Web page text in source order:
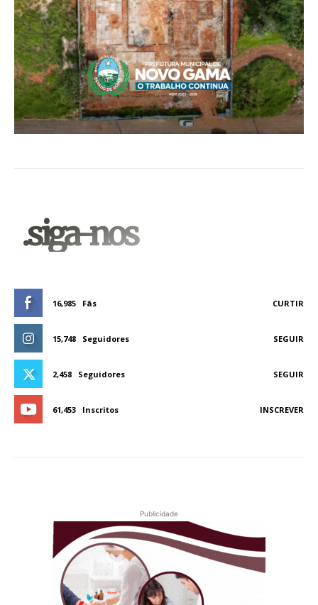
.siga-nos
16,985 Fãs CURTIR
15,748 Seguidores SEGUIR
2,458 Seguidores SEGUIR
61,453 Inscritos INSCREVER
Publicidade